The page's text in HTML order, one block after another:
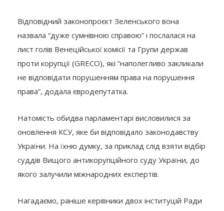
Відповідний законопроєкт Зеленського вона
назвала “дуже сумнівною справою” і послалася на
лист голів Венеційської комісії та Групи держав
проти корупції (GRECO), які “наполегливо закликали
не відповідати порушенням права на порушення
права”, додала євродепутатка.
Натомість обидва парламентарі висловилися за
оновлення КСУ, яке би відповідало законодавству
України. На їхню думку, за приклад слід взяти відбір
суддів Вищого антикорупційного суду України, до
якого залучили міжнародних експертів.
Нагадаємо, раніше керівники двох інституцій Ради